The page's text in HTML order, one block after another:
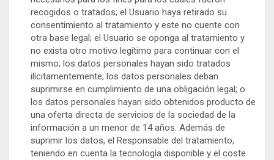
recogidos o tratados; el Usuario haya retirado su
consentimiento al tratamiento y este no cuente con
otra base legal; el Usuario se oponga al tratamiento y
no exista otro motivo legítimo para continuar con el
mismo; los datos personales hayan sido tratados
ilícitamentemente; los datos personales deban
suprimirse en cumplimiento de una obligación legal; o
los datos personales hayan sido obtenidos producto de
una oferta directa de servicios de la sociedad de la
información a un menor de 14 años. Además de
suprimir los datos, el Responsable del tratamiento,
teniendo en cuenta la tecnología disponible y el coste